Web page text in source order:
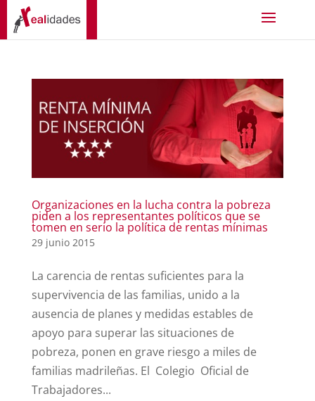
Organizaciones en la lucha contra la pobreza
piden a los representantes políticos que se
tomen en serio la política de rentas mínimas
29 junio 2015
La carencia de rentas suficientes para la
supervivencia de las familias, unido a la
ausencia de planes y medidas estables de
apoyo para superar las situaciones de
pobreza, ponen en grave riesgo a miles de
familias madrileñas. El Colegio Oficial de
Trabajadores...